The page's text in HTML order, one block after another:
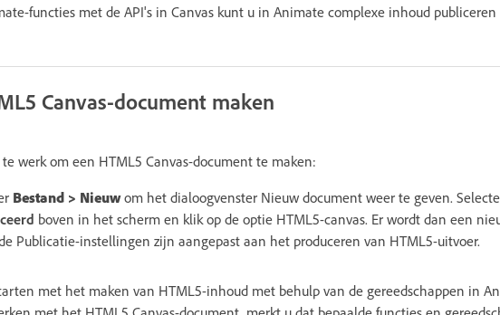
functies met de API's in Canvas kunt u in Animate complexe inhoud publiceren
Canvas-document maken
werk om een HTML5 Canvas-document te maken:
Bestand > Nieuwom het dialoogvenster Nieuw document weer te geven.
boven in het scherm en klik op de optie HTML5-canvas. Er wordt dan een
Publicatie-instellingen zijn aangepast aan het produceren van HTML5-uitvoer.
met het maken van HTML5-inhoud met behulp van de gereedschappen in